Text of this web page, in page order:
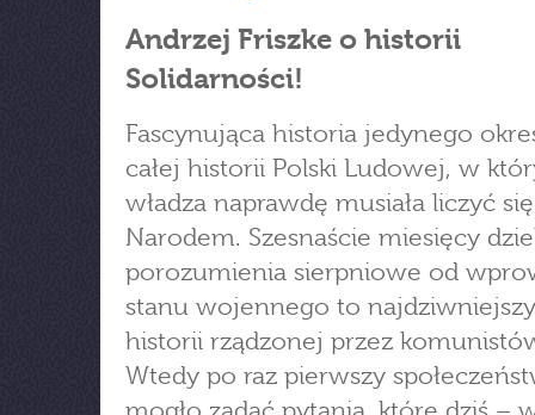
Andrzej Friszke o historii
Solidarności!
Fascynująca historia jedynego
całej historii Polski Ludowej, w
władza naprawdę musiała liczyć
Narodem. Szesnaście miesięcy
porozumienia sierpniowe od
stanu wojennego to
historii rządzonej przez
Wtedy po raz pierwszy